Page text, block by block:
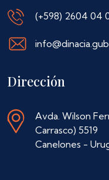
(+598) 2604 04
Dirección
Avda. Wilson
Carrasco) 5519
Canelones -